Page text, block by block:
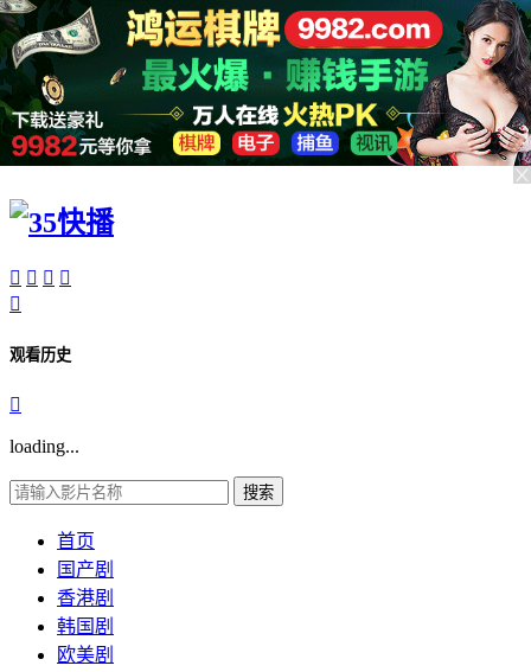
   

观看历史

loading...
搜索
首页
国产剧
香港剧
韩国剧
欧美剧